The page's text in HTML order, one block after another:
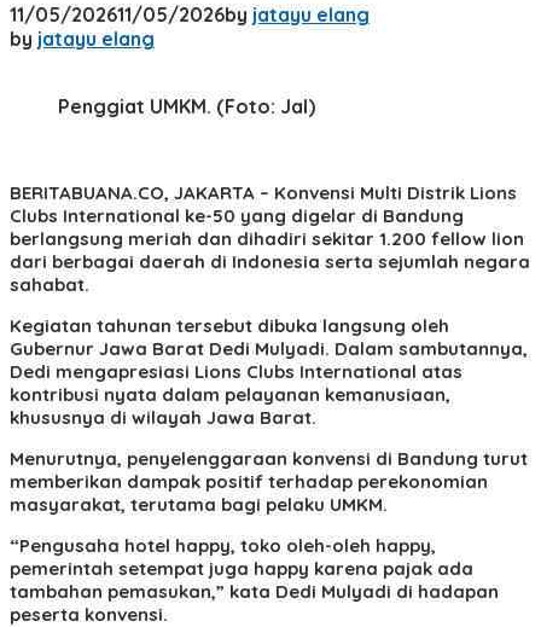
11/05/202611/05/2026by jatayu elang
by jatayu elang
Penggiat UMKM. (Foto: Jal)
BERITABUANA.CO, JAKARTA – Konvensi Multi Distrik Lions
Clubs International ke-50 yang digelar di Bandung
berlangsung meriah dan dihadiri sekitar 1.200 fellow lion
dari berbagai daerah di Indonesia serta sejumlah negara
sahabat.
Kegiatan tahunan tersebut dibuka langsung oleh
Gubernur Jawa Barat Dedi Mulyadi. Dalam sambutannya,
Dedi mengapresiasi Lions Clubs International atas
kontribusi nyata dalam pelayanan kemanusiaan,
khususnya di wilayah Jawa Barat.
Menurutnya, penyelenggaraan konvensi di Bandung turut
memberikan dampak positif terhadap perekonomian
masyarakat, terutama bagi pelaku UMKM.
“Pengusaha hotel happy, toko oleh-oleh happy,
pemerintah setempat juga happy karena pajak ada
tambahan pemasukan,” kata Dedi Mulyadi di hadapan
peserta konvensi.